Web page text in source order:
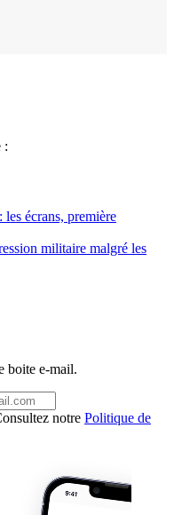
:
écrans, première
militaire malgré les
boite e-mail.
notre Politique de